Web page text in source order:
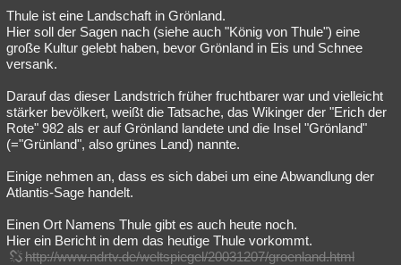
Thule ist eine Landschaft in Grönland.
Hier soll der Sagen nach (siehe auch "König von Thule") eine
große Kultur gelebt haben, bevor Grönland in Eis und Schnee
versank.
Darauf das dieser Landstrich früher fruchtbarer war und vielleicht
stärker bevölkert, weißt die Tatsache, das Wikinger der "Erich der
Rote" 982 als er auf Grönland landete und die Insel "Grönland"
(="Grünland", also grünes Land) nannte.
Einige nehmen an, dass es sich dabei um eine Abwandlung der
Atlantis-Sage handelt.
Einen Ort Namens Thule gibt es auch heute noch.
Hier ein Bericht in dem das heutige Thule vorkommt.
http://www.ndrtv.de/weltspiegel/20031207/groenland.html